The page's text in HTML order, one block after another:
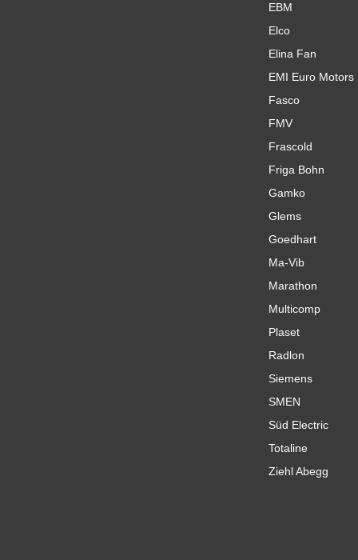
EBM
Elco
Elina Fan
EMI Euro Motors
Fasco
FMV
Frascold
Friga Bohn
Gamko
Glems
Goedhart
Ma-Vib
Marathon
Multicomp
Plaset
Radlon
Siemens
SMEN
Süd Electric
Totaline
Ziehl Abegg